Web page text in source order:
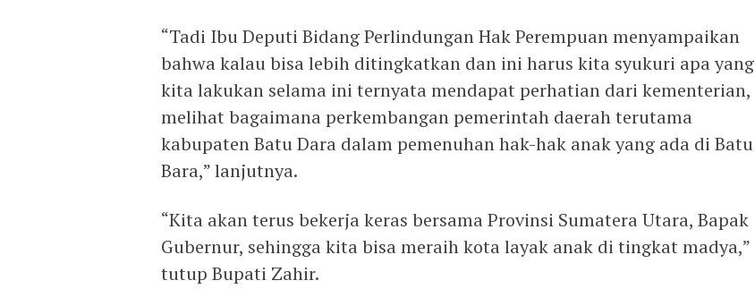
“Tadi Ibu Deputi Bidang Perlindungan Hak Perempuan menyampaikan
bahwa kalau bisa lebih ditingkatkan dan ini harus kita syukuri apa yang
kita lakukan selama ini ternyata mendapat perhatian dari kementerian,
melihat bagaimana perkembangan pemerintah daerah terutama
kabupaten Batu Dara dalam pemenuhan hak-hak anak yang ada di Batu
Bara,” lanjutnya.
“Kita akan terus bekerja keras bersama Provinsi Sumatera Utara, Bapak
Gubernur, sehingga kita bisa meraih kota layak anak di tingkat madya,”
tutup Bupati Zahir.